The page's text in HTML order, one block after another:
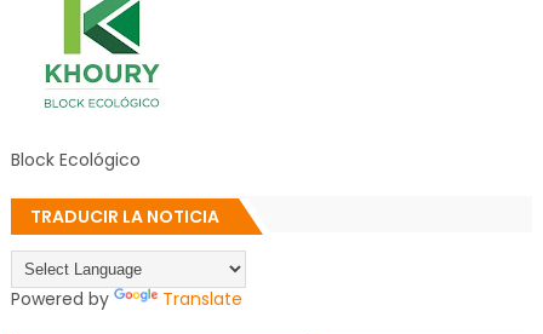
Block Ecológico
TRADUCIR LA NOTICIA
Powered by Translate